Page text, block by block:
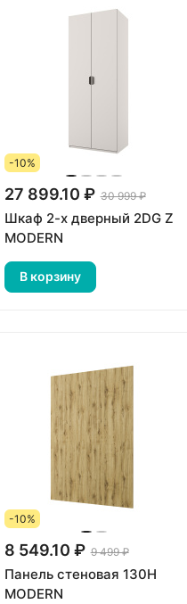
-10%
27 899.10 ₽ 30 999 ₽
Шкаф 2-х дверный 2DG Z
MODERN
В корзину
-10%
8 549.10 ₽ 9 499 ₽
Панель стеновая 130Н
MODERN